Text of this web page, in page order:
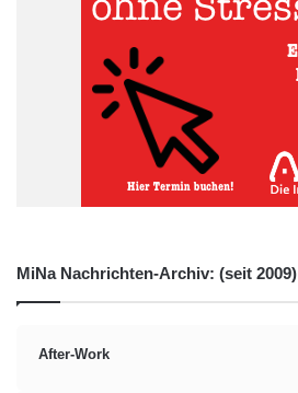
MiNa Nachrichten-Archiv: (seit 2009)
After-Work